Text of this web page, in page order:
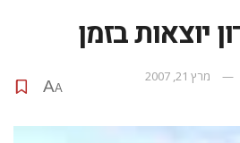
יוצאות בזמן
מרץ 21, 2007
A
A